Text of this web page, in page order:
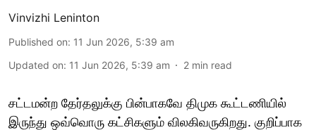
Vinvizhi Leninton
Published on: 11 Jun 2026, 5:39 am
Updated on: 11 Jun 2026, 5:39 am 2 min read
சட்டமன்ற தேர்தலுக்கு பின்பாகவே திமுக கூட்டணியில்
இருந்து ஒவ்வொரு கட்சிகளும் விலகிவருகிறது. குறிப்பாக